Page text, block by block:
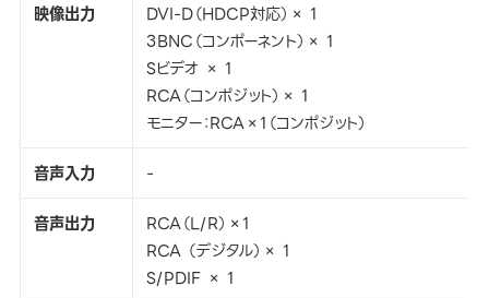
映像出力
DVI-D（HDCP対応）× 1
3BNC（コンポーネント）× 1
Sビデオ × 1
RCA（コンポジット）× 1
モニター：RCA×1（コンポジット）
音声入力
-
音声出力
RCA（L/R）×1
RCA （デジタル）× 1
S/PDIF × 1